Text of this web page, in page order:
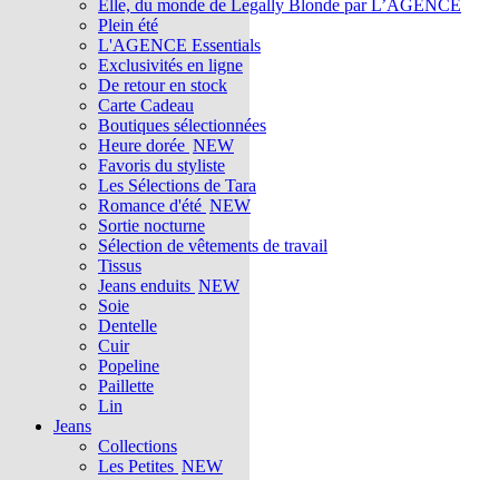
Elle, du monde de Legally Blonde par L’AGENCE
Plein été
L'AGENCE Essentials
Exclusivités en ligne
De retour en stock
Carte Cadeau
Boutiques sélectionnées
Heure dorée NEW
Favoris du styliste
Les Sélections de Tara
Romance d'été NEW
Sortie nocturne
Sélection de vêtements de travail
Tissus
Jeans enduits NEW
Soie
Dentelle
Cuir
Popeline
Paillette
Lin
Jeans
Collections
Les Petites NEW